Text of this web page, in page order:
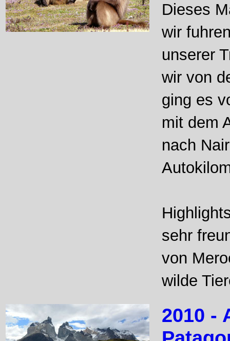
Dieses
wir
unserer
wir von
ging es
mit dem
nach
sehr
von
wilde
2010 -